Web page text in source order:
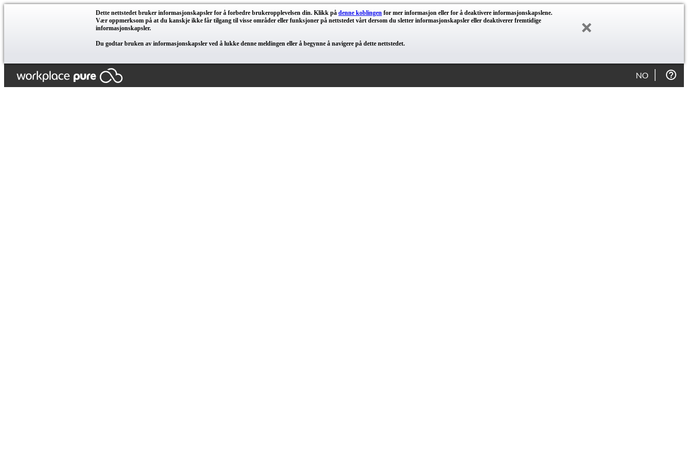
Dette nettstedet bruker informasjonskapsler for å forbedre brukeropplevelsen din. Klikk på denne koblingen for mer informasjon eller for å deaktivere informasjonskapslene.
Vær oppmerksom på at du kanskje ikke får tilgang til visse områder eller funksjoner på nettstedet vårt dersom du sletter informasjonskapsler eller deaktiverer fremtidige
informasjonskapsler.
Du godtar bruken av informasjonskapsler ved å lukke denne meldingen eller å begynne å navigere på dette nettstedet.
NO